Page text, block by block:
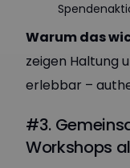
Warum das
zeigen Haltung
erlebbar –
#3.
Workshops